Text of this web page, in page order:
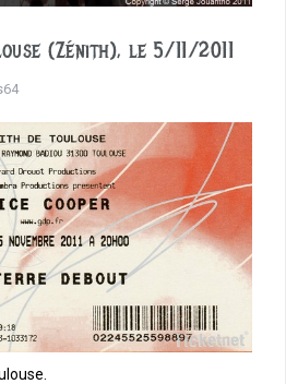
(Zénith), le 5/11/2011